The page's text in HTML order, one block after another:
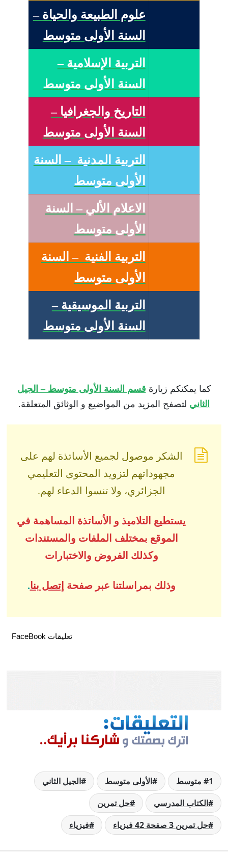
علوم الطبيعة والحياة –
السنة الأولى متوسط
التربية الإسلامية –
السنة الأولى متوسط
التاريخ والجغرافيا –
السنة الأولى متوسط
التربية المدنية – السنة
الأولى متوسط
الاعلام الألي – السنة
الأولى متوسط
التربية الفنية – السنة
الأولى متوسط
التربية الموسيقية –
السنة الأولى متوسط
كما يمكنكم زيارة قسم السنة الأولى متوسط – الجيل
الثاني لتصفح المزيد من المواضيع و الوثائق المتعلقة.
الشكر موصول لجميع الأساتذة لهم على
مجهوداتهم لتزويد المحتوى التعليمي
الجزائري، ولا تنسوا الدعاء لهم.
يستطيع التلاميذ و الأساتذة المساهمة في
الموقع بمختلف الملفات والمستندات
وكذلك الفروض والاختبارات
وذلك بمراسلتنا عبر صفحة إتصل بنا.
تعليقات FaceBook
1 متوسط الأولى متوسط
الجيل الثاني
الكتاب المدرسي
حل تمرين
حل تمرين 3 صفحة 42 فيزياء
فيزياء